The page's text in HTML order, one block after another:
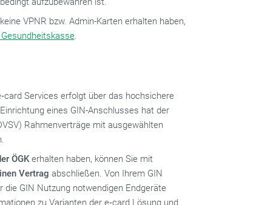
VPNR bzw. Admin-Karten erhalten haben,
.
Services erfolgt über das hochsichere
eines GIN-Anschlusses hat der
Rahmenverträge mit ausgewählten
ÖGKerhalten haben, können Sie mit
Vertrag abschließen. Von Ihrem GIN
GIN Nutzung notwendigen Endgeräte
zu Varianten der e‑card Lösung und